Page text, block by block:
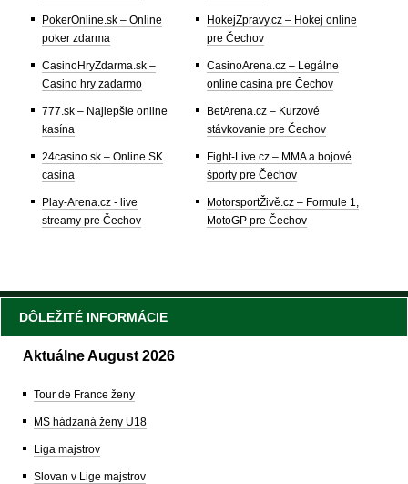
PokerOnline.sk – Online
poker zdarma
CasinoHryZdarma.sk –
Casino hry zadarmo
777.sk – Najlepšie online
kasína
24casino.sk – Online SK
casina
Play-Arena.cz - live
streamy pre Čechov
HokejZpravy.cz – Hokej online
pre Čechov
CasinoArena.cz – Legálne
online casina pre Čechov
BetArena.cz – Kurzové
stávkovanie pre Čechov
Fight-Live.cz – MMA a bojové
športy pre Čechov
MotorsportŽivě.cz – Formule 1,
MotoGP pre Čechov
DÔLEŽITÉ INFORMÁCIE
Aktuálne August 2026
Tour de France ženy
MS hádzaná ženy U18
Liga majstrov
Slovan v Lige majstrov